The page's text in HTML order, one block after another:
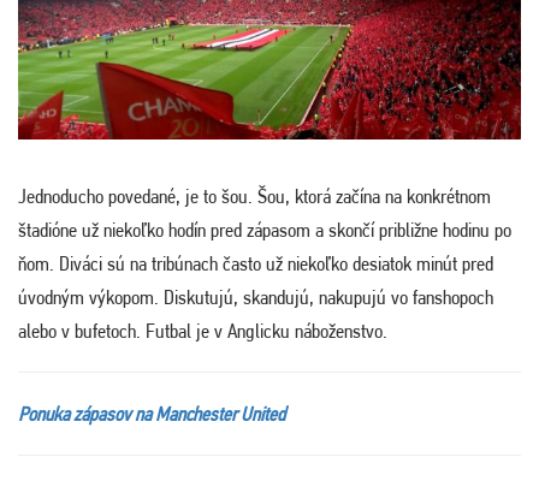
Jednoducho povedané, je to šou. Šou, ktorá začína na konkrétnom
štadióne už niekoľko hodín pred zápasom a skončí približne hodinu po
ňom. Diváci sú na tribúnach často už niekoľko desiatok minút pred
úvodným výkopom. Diskutujú, skandujú, nakupujú vo fanshopoch
alebo v bufetoch. Futbal je v Anglicku náboženstvo.
Ponuka zápasov na Manchester United